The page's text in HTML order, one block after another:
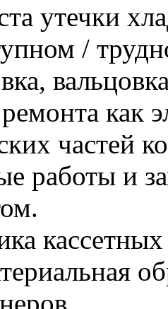
утечки
/
как
частей
работы и